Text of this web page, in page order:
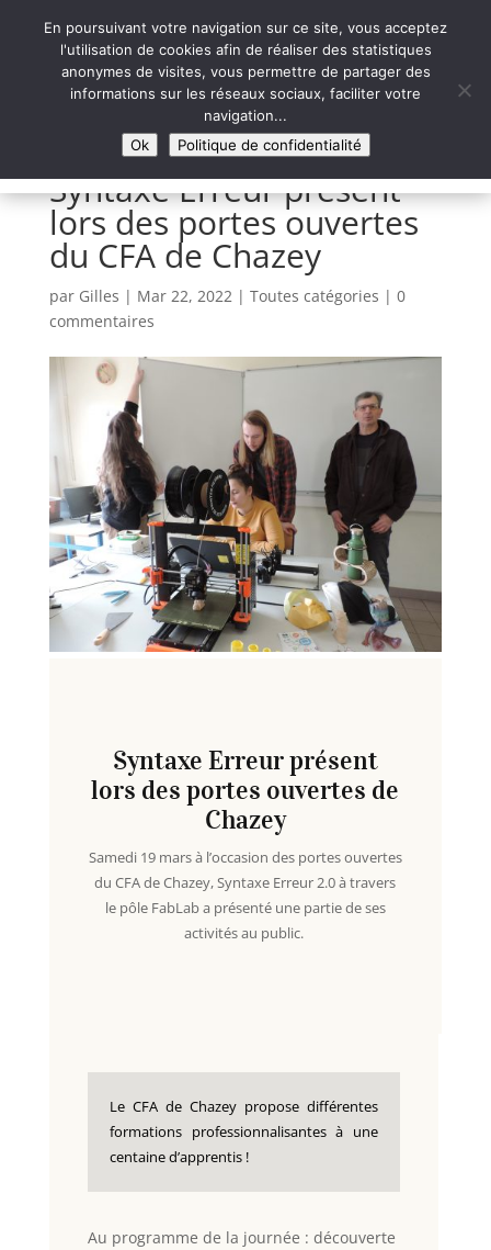
Syntaxe Erreur 2.0
LE NUMÉRIQUE SOLIDAIRE
Syntaxe Erreur présent
lors des portes ouvertes
du CFA de Chazey
par Gilles | Mar 22, 2022| Toutes catégories | 0
commentaires
Syntaxe Erreur présent
lors des portes ouvertes de
Chazey
Samedi 19 mars à l’occasion des portes ouvertes
du CFA de Chazey, Syntaxe Erreur 2.0 à travers
le pôle FabLab a présenté une partie de ses
activités au public.
Le CFA de Chazey propose différentes
formations professionnalisantes à une
centaine d’apprentis !
Au programme de la journée : découverte
En poursuivant votre navigation sur ce site, vous acceptez
l'utilisation de cookies afin de réaliser des statistiques
anonymes de visites, vous permettre de partager des
informations sur les réseaux sociaux, faciliter votre
navigation...
Ok
Politique de confidentialité